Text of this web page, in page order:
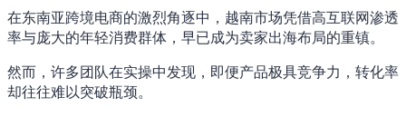
在东南亚跨境电商的激烈角逐中，越南市场凭借高互联网渗透
率与庞大的年轻消费群体，早已成为卖家出海布局的重镇。
然而，许多团队在实操中发现，即便产品极具竞争力，转化率
却往往难以突破瓶颈。